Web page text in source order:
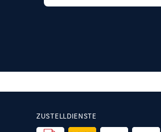
ZUSTELLDIENSTE